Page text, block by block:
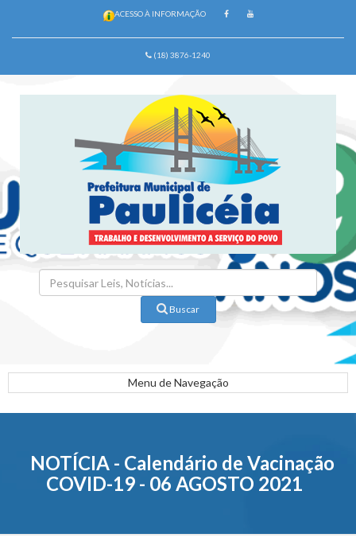
ACESSO À INFORMAÇÃO
(18) 3876-1240
Buscar
Menu de Navegação
NOTÍCIA - Calendário de Vacinação
COVID-19 - 06 AGOSTO 2021